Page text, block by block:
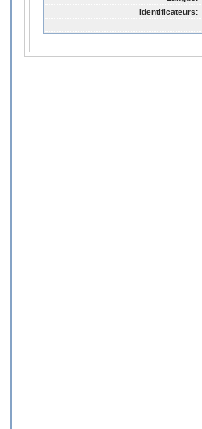
Identificateurs: